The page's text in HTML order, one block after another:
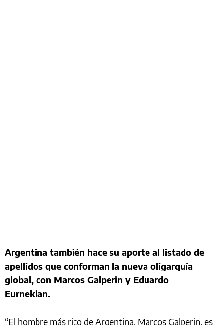
Argentina también hace su aporte al listado de
apellidos que conforman la nueva oligarquía
global, con Marcos Galperin y Eduardo
Eurnekian.
“El hombre más rico de Argentina, Marcos Galperin, es